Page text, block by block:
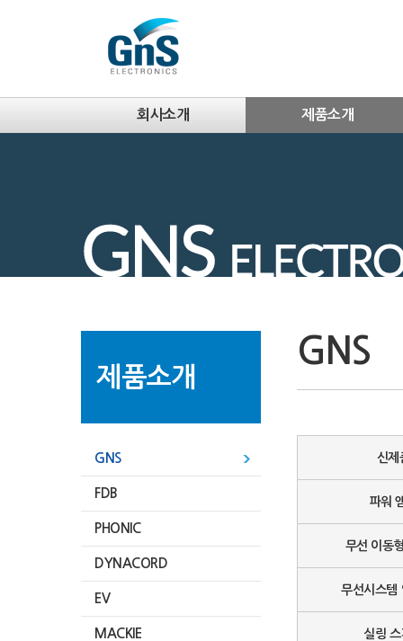
회사소개 제품소개
제품소개
GNS
FDB
PHONIC
DYNACORD
EV
MACKIE
GNS
신제
파워
무선 이동
무선시스템
실링